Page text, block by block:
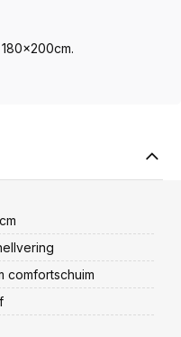
comfortschuim